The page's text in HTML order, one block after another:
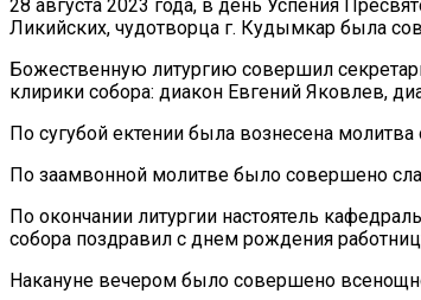
28 августа 2023 года, в день Успения
Ликийских, чудотворца г. Кудымкар была
Божественную литургию совершил
клирики собора: диакон Евгений Яковлев,
По сугубой ектении была вознесена молитва
По заамвонной молитве было совершено
По окончании литургии настоятель
собора поздравил с днем рождения
Накануне вечером было совершено